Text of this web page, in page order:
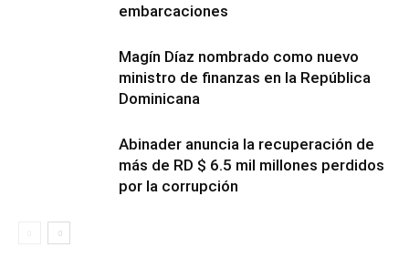
embarcaciones
Magín Díaz nombrado como nuevo
ministro de finanzas en la República
Dominicana
Abinader anuncia la recuperación de
más de RD $ 6.5 mil millones perdidos
por la corrupción